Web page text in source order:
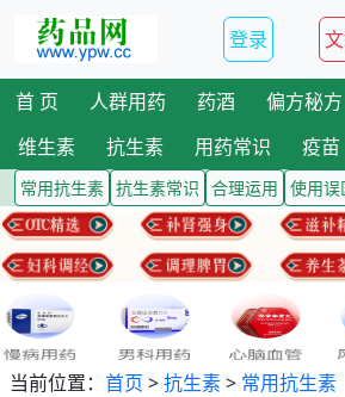
登录
首 页 人群用药 药酒 偏方秘方
维生素
抗生素 用药常识 疫苗
常用抗生素 抗生素常识 合理运用 使用误
当前位置： 首页 >抗生素> 常用抗生素